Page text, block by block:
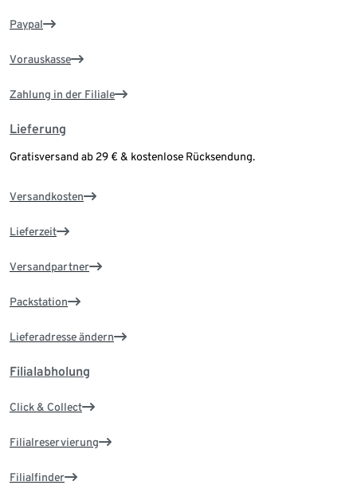
Paypal
Vorauskasse
Zahlung in der Filiale
Lieferung
Gratisversand ab 29 € & kostenlose Rücksendung.
Versandkosten
Lieferzeit
Versandpartner
Packstation
Lieferadresse ändern
Filialabholung
Click & Collect
Filialreservierung
Filialfinder